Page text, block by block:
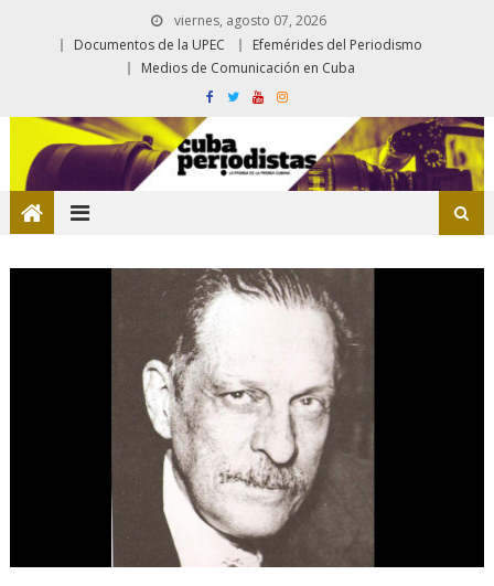
viernes, agosto 07, 2026
Documentos de la UPEC
Efemérides del Periodismo
Medios de Comunicación en Cuba